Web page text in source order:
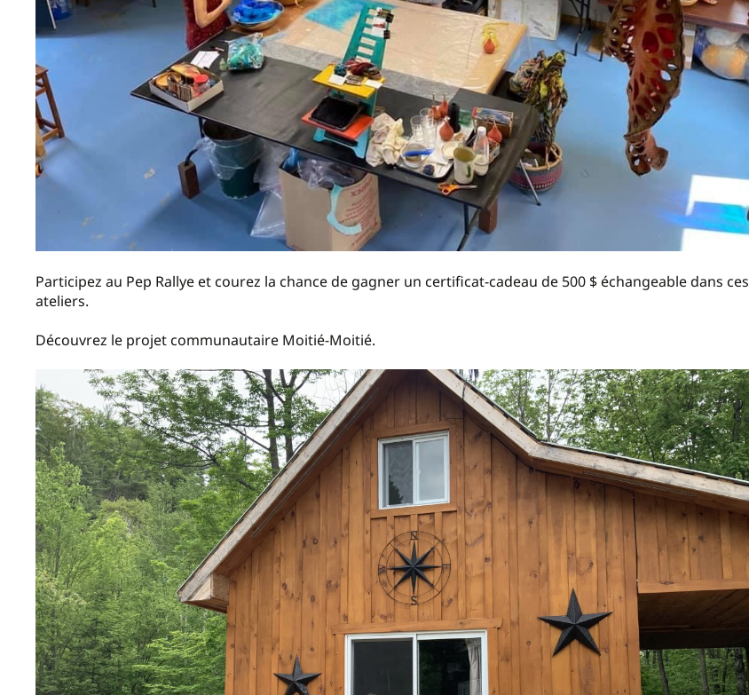
Participez au Pep Rallye et courez la chance de gagner un certificat-cadeau de 500 $ échangeable dans ces
ateliers.
Découvrez le projet communautaire Moitié-Moitié.